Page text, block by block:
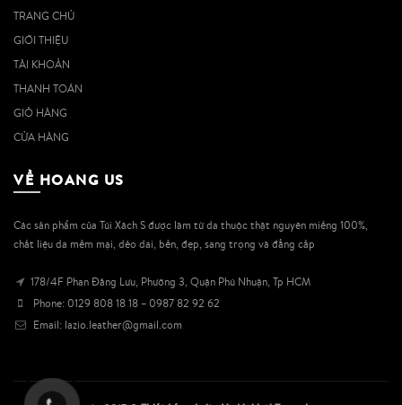
TRANG CHỦ
GIỚI THIỆU
TÀI KHOẢN
THANH TOÁN
GIỎ HÀNG
CỬA HÀNG
VỀ HOANG US
Các sản phẩm của Túi Xách S được làm từ da thuộc thật nguyên miếng 100%,
chất liệu da mềm mại, dẻo dai, bền, đẹp, sang trọng và đẳng cấp
178/4F Phan Đăng Lưu, Phường 3, Quận Phú Nhuận, Tp HCM
Phone: 0129 808 18 18 – 0987 82 92 62
Email: lazio.leather@gmail.com